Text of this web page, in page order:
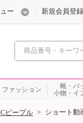
心おどる
ー 新規会員登録
ファッション
靴・バ
小物・イ
ピープル > ショート動